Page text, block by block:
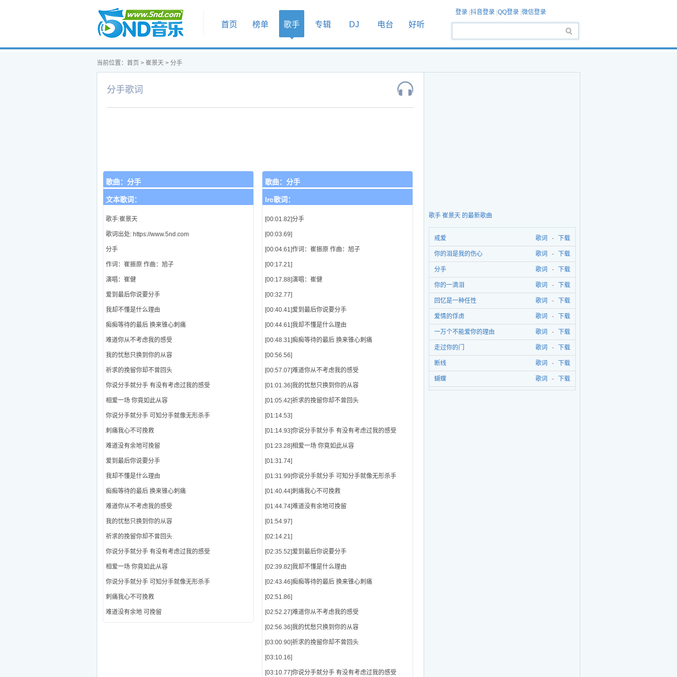
首页
首页 榜单 歌手 专辑 DJ 电台 好听
登录 抖音登录 QQ登录 微信登录
当前位置： 首页 > 崔景天 > 分手
分手歌词
歌曲： 分手
文本歌词：
歌手:崔景天
歌词出处: https://www.5nd.com
分手
作词：崔振原 作曲：旭子
演唱：崔健
爱到最后你说要分手
我却不懂是什么理由
痴痴等待的最后 换来锥心刺痛
难道你从不考虑我的感受
我的忧愁只换到你的从容
祈求的挽留你却不曾回头
你说分手就分手 有没有考虑过我的感受
相爱一场 你竟如此从容
你说分手就分手 可知分手就像无形杀手
刺痛我心不可挽救
难道没有余地可挽留
爱到最后你说要分手
我却不懂是什么理由
痴痴等待的最后 换来锥心刺痛
难道你从不考虑我的感受
我的忧愁只换到你的从容
祈求的挽留你却不曾回头
你说分手就分手 有没有考虑过我的感受
相爱一场 你竟如此从容
你说分手就分手 可知分手就像无形杀手
刺痛我心不可挽救
难道没有余地 可挽留
歌曲： 分手
lrc歌词：
[00:01.82]分手
[00:03.69]
[00:04.61]作词：崔振原 作曲：旭子
[00:17.21]
[00:17.88]演唱：崔健
[00:32.77]
[00:40.41]爱到最后你说要分手
[00:44.61]我却不懂是什么理由
[00:48.31]痴痴等待的最后 换来锥心刺痛
[00:56.56]
[00:57.07]难道你从不考虑我的感受
[01:01.36]我的忧愁只换到你的从容
[01:05.42]祈求的挽留你却不曾回头
[01:14.53]
[01:14.93]你说分手就分手 有没有考虑过我的感受
[01:23.28]相爱一场 你竟如此从容
[01:31.74]
[01:31.99]你说分手就分手 可知分手就像无形杀手
[01:40.44]刺痛我心不可挽救
[01:44.74]难道没有余地可挽留
[01:54.97]
[02:14.21]
[02:35.52]爱到最后你说要分手
[02:39.82]我却不懂是什么理由
[02:43.46]痴痴等待的最后 换来锥心刺痛
[02:51.86]
[02:52.27]难道你从不考虑我的感受
[02:56.36]我的忧愁只换到你的从容
[03:00.90]祈求的挽留你却不曾回头
[03:10.16]
[03:10.77]你说分手就分手 有没有考虑过我的感受
歌手 崔景天 的最新歌曲
戒爱 歌词 - 下载
你的泪是我的伤心 歌词 - 下载
分手 歌词 - 下载
你的一滴泪 歌词 - 下载
回忆是一种任性 歌词 - 下载
爱情的俘虏 歌词 - 下载
一万个不能爱你的理由 歌词 - 下载
走过你的门 歌词 - 下载
断线 歌词 - 下载
蝴蝶 歌词 - 下载